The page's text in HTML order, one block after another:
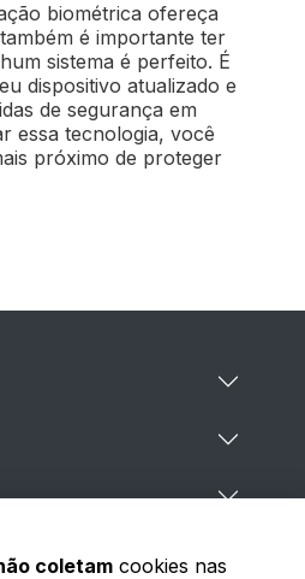
biométrica ofereça
é importante ter
sistema é perfeito. É
dispositivo atualizado e
de segurança em
essa tecnologia, você
próximo de proteger
coletam cookies nas